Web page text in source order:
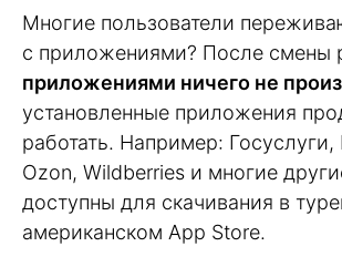
Многие пользователи
с приложениями? После смены
приложениями ничего не
установленные приложения
работать. Например:
Ozon, Wildberries и многие
доступны для скачивания в
американском App Store.